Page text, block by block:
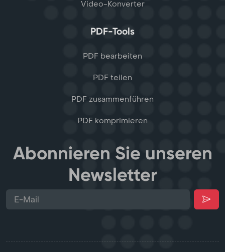
Video-Konverter
PDF-Tools
PDF bearbeiten
PDF teilen
PDF zusammenführen
PDF komprimieren
Abonnieren Sie unseren
Newsletter